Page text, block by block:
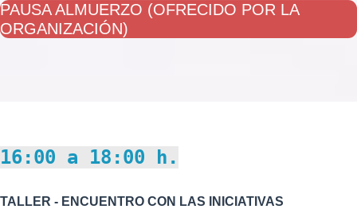
PAUSA ALMUERZO (OFRECIDO POR LA
ORGANIZACIÓN)
16:00 a 18:00 h.
TALLER - ENCUENTRO CON LAS INICIATIVAS